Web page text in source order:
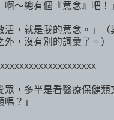
啊～總有個『意念』吧！
活，就是我的意念。」
外，沒有別的詞彙了。）
眾，多半是看醫療保健
？」